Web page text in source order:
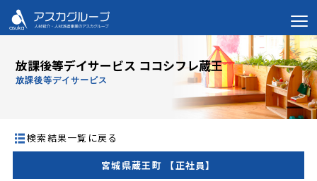
放課後等デイサービス ココシフレ蔵王
放課後等デイサービス
検索結果一覧に戻る
宮城県蔵王町 【正社員】